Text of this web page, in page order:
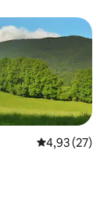
Prosječna
4,93 (27)